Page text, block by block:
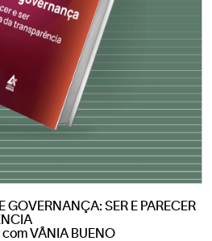
SER E PARECER
VÂNIA BUENO